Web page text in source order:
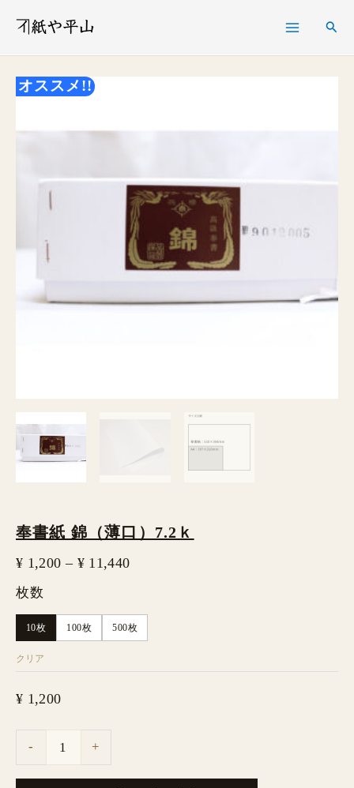
検
オススメ!!
奉書紙 錦（薄口）7.2ｋ
¥ 1,200 – ¥11,440
–
¥ 11,440
枚数
10枚 100枚 500枚
クリア
¥ 1,200
-
奉
7.2
+